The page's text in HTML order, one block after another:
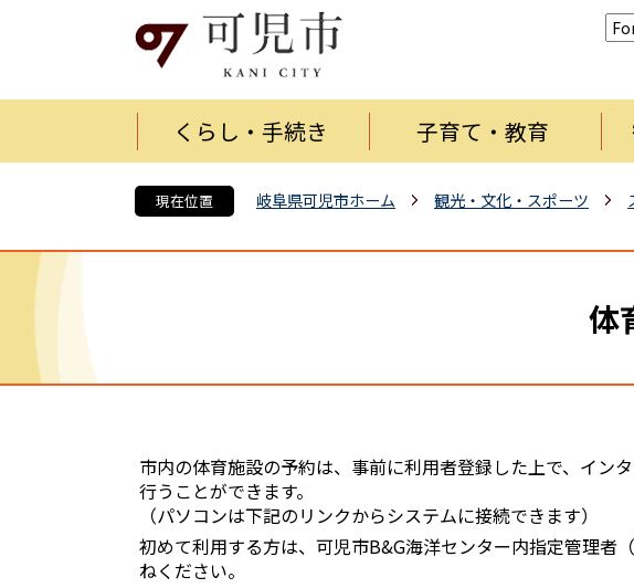
くらし・手続き 子育て・教育
現在位置 岐阜県可児市ホーム 観光・文化・スポーツ
体
市内の体育施設の予約は、事前に利用者登録した上で、イン
行うことができます。
（パソコンは下記のリンクからシステムに接続できます）
初めて利用する方は、可児市B&G海洋センター内指定管理者
ねください。